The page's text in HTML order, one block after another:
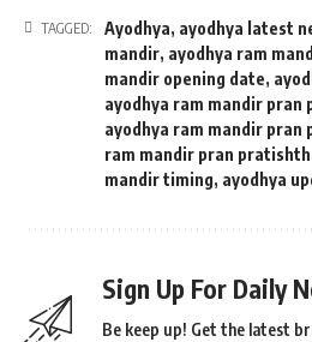
TAGGED: Ayodhya, ayodhya latest
mandir, ayodhya ram
mandir opening date,
ayodhya ram mandir
ayodhya ram mandir pran
ram mandir pran
mandir timing, ayodhya
Sign Up For Daily
Be keep up! Get the latest